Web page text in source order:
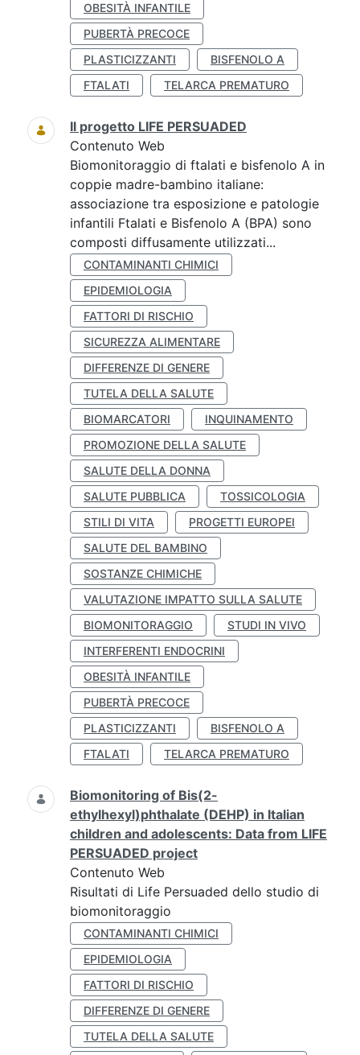
OBESITÀ INFANTILE
PUBERTÀ PRECOCE
PLASTICIZZANTI
BISFENOLO A
FTALATI
TELARCA PREMATURO
Il progetto LIFE PERSUADED
Contenuto Web
Biomonitoraggio di ftalati e bisfenolo A in
coppie madre-bambino italiane:
associazione tra esposizione e patologie
infantili Ftalati e Bisfenolo A (BPA) sono
composti diffusamente utilizzati...
CONTAMINANTI CHIMICI
EPIDEMIOLOGIA
FATTORI DI RISCHIO
SICUREZZA ALIMENTARE
DIFFERENZE DI GENERE
TUTELA DELLA SALUTE
BIOMARCATORI
INQUINAMENTO
PROMOZIONE DELLA SALUTE
SALUTE DELLA DONNA
SALUTE PUBBLICA
TOSSICOLOGIA
STILI DI VITA
PROGETTI EUROPEI
SALUTE DEL BAMBINO
SOSTANZE CHIMICHE
VALUTAZIONE IMPATTO SULLA SALUTE
BIOMONITORAGGIO
STUDI IN VIVO
INTERFERENTI ENDOCRINI
OBESITÀ INFANTILE
PUBERTÀ PRECOCE
PLASTICIZZANTI
BISFENOLO A
FTALATI
TELARCA PREMATURO
Biomonitoring of Bis(2-
ethylhexyl)phthalate (DEHP) in Italian
children and adolescents: Data from LIFE
PERSUADED project
Contenuto Web
Risultati di Life Persuaded dello studio di
biomonitoraggio
CONTAMINANTI CHIMICI
EPIDEMIOLOGIA
FATTORI DI RISCHIO
DIFFERENZE DI GENERE
TUTELA DELLA SALUTE